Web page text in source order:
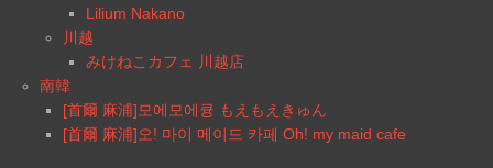
Lilium Nakano
川越
みけねこカフェ 川越店
南韓
[首爾 麻浦]모에모에큥 もえもえきゅん
[首爾 麻浦]오! 마이 메이드 카페 Oh! my maid cafe